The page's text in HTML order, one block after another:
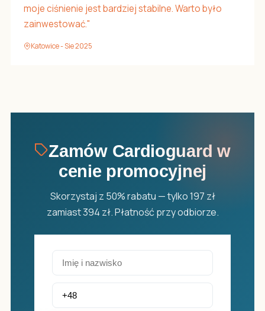
moje ciśnienie jest bardziej stabilne. Warto było
zainwestować."
Katowice - Sie 2025
Zamów Cardioguard w
cenie promocyjnej
Skorzystaj z 50% rabatu — tylko 197 zł
zamiast 394 zł. Płatność przy odbiorze.